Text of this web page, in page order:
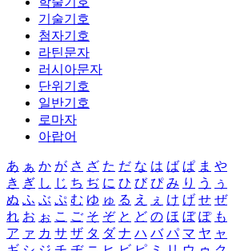
기술기호
첨자기호
라틴문자
러시아문자
단위기호
일반기호
로마자
아랍어
あ ぁ か が さ ざ た だ な は ば ぱ ま や
き ぎ し じ ち ぢ に ひ び ぴ み り う ぅ
ぬ ふ ぶ ぷ む ゆ ゅ る え ぇ け げ せ ぜ
れ お ぉ こ ご そ ぞ と ど の ほ ぼ ぽ も
ア ァ カ サ ザ タ ダ ナ ハ バ パ マ ヤ ャ